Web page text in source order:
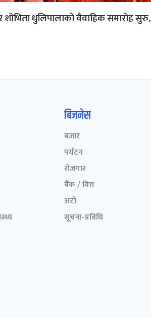
शोभिता धुलिपालाको वैवाहिक समारोह सुरु,
बिजनेस
बजार
पर्यटन
रोजगार
बैंक / वित्त
अटो
सूचना-प्रविधि